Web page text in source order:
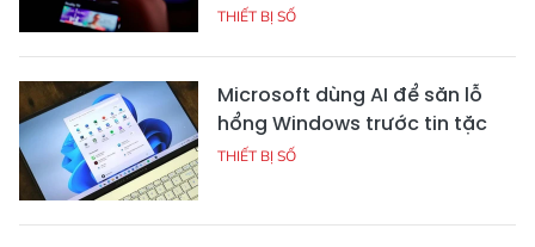
THIẾT BỊ SỐ
Microsoft dùng AI để săn lỗ
hổng Windows trước tin tặc
THIẾT BỊ SỐ